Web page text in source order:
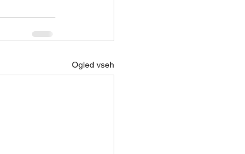
Ogled vseh